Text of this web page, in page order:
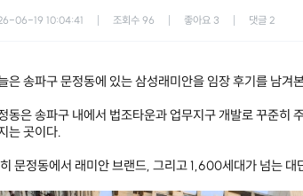
06-19 10:04:41 조회수 96 좋아요 3 댓글 2
은 송파구 문정동에 있는 삼성래미안을 임장 후기를 남겨
동은 송파구 내에서 법조타운과 업무지구 개발로 꾸준히
는 곳이다.
문정동에서 래미안 브랜드, 그리고 1,600세대가 넘는